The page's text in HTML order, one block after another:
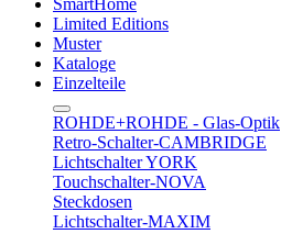
SmartHome
Limited Editions
Muster
Kataloge
Einzelteile
ROHDE+ROHDE - Glas-Optik
Retro-Schalter-CAMBRIDGE
Lichtschalter YORK
Touchschalter-NOVA
Steckdosen
Lichtschalter-MAXIM